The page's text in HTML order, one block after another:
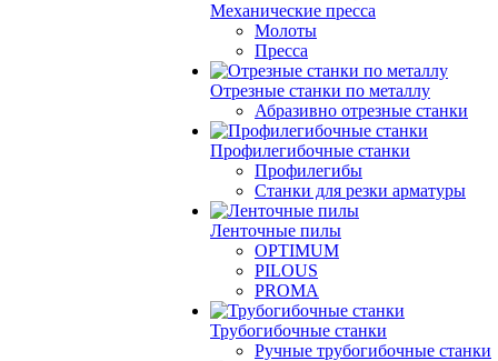
Механические пресса
Молоты
Пресса
Отрезные станки по металлу
Абразивно отрезные станки
Профилегибочные станки
Профилегибы
Станки для резки арматуры
Ленточные пилы
OPTIMUM
PILOUS
PROMA
Трубогибочные станки
Ручные трубогибочные станки